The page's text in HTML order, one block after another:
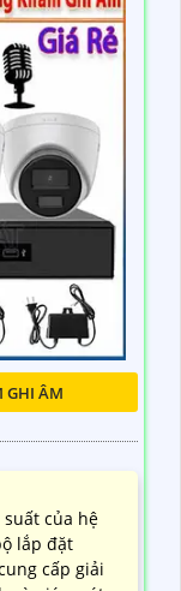
GHI ÂM
của hệ
lắp đặt
cấp giải